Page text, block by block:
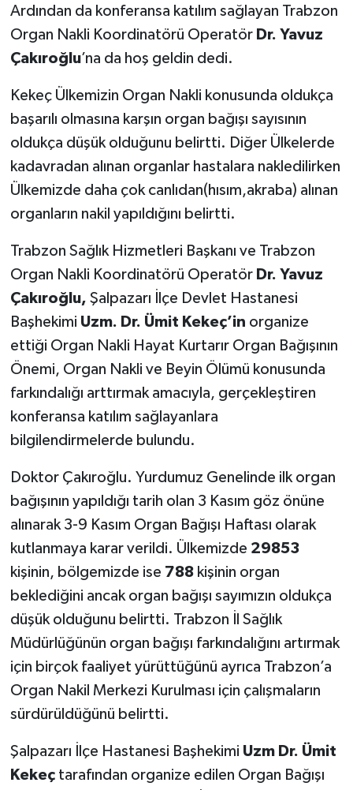
Ardından da konferansa katılım sağlayan Trabzon
Organ Nakli Koordinatörü Operatör Dr. Yavuz
Çakıroğlu’na da hoş geldin dedi.
Kekeç Ülkemizin Organ Nakli konusunda oldukça
başarılı olmasına karşın organ bağışı sayısının
oldukça düşük olduğunu belirtti. Diğer Ülkelerde
kadavradan alınan organlar hastalara nakledilirken
Ülkemizde daha çok canlıdan(hısım,akraba) alınan
organların nakil yapıldığını belirtti.
Trabzon Sağlık Hizmetleri Başkanı ve Trabzon
Organ Nakli Koordinatörü Operatör Dr. Yavuz
Çakıroğlu, Şalpazarı İlçe Devlet Hastanesi
Başhekimi Uzm. Dr. Ümit Kekeç’in organize
ettiği Organ Nakli Hayat Kurtarır Organ Bağışının
Önemi, Organ Nakli ve Beyin Ölümü konusunda
farkındalığı arttırmak amacıyla, gerçekleştiren
konferansa katılım sağlayanlara
bilgilendirmelerde bulundu.
Doktor Çakıroğlu. Yurdumuz Genelinde ilk organ
bağışının yapıldığı tarih olan 3 Kasım göz önüne
alınarak 3-9 Kasım Organ Bağışı Haftası olarak
kutlanmaya karar verildi. Ülkemizde 29853
kişinin, bölgemizde ise 788kişinin organ
beklediğini ancak organ bağışı sayımızın oldukça
düşük olduğunu belirtti. Trabzon İl Sağlık
Müdürlüğünün organ bağışı farkındalığını artırmak
için birçok faaliyet yürüttüğünü ayrıca Trabzon’a
Organ Nakil Merkezi Kurulması için çalışmaların
sürdürüldüğünü belirtti.
Şalpazarı İlçe Hastanesi Başhekimi Uzm Dr. Ümit
Kekeç tarafından organize edilen Organ Bağışı